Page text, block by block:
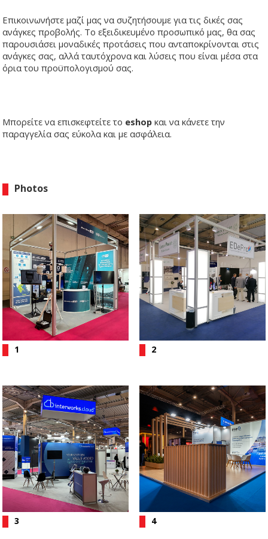
Επικοινωνήστε μαζί μας να συζητήσουμε για τις δικές σας
ανάγκες προβολής. Το εξειδικευμένο προσωπικό μας, θα σας
παρουσιάσει μοναδικές προτάσεις που ανταποκρίνονται στις
ανάγκες σας, αλλά ταυτόχρονα και λύσεις που είναι μέσα στα
όρια του προϋπολογισμού σας.
Μπορείτε να επισκεφτείτε το eshop και να κάνετε την
παραγγελία σας εύκολα και με ασφάλεια.
Photos
1 2
3 4